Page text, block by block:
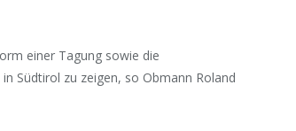
einer Tagung sowie die
Südtirol zu zeigen, so Obmann Roland